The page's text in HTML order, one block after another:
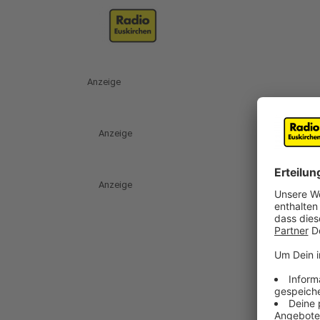
Anzeige
Anzeige
Anzeige